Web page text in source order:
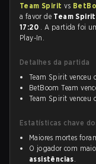
Team Spirit vs
a favor de Team
17:20 . A partida foi
Play-In.
Detalhes da partida
Team Spirit venceu
BetBoom Team
Team Spirit venceu
Estatísticas chave
Maiores mortes
O jogador com
assistências.